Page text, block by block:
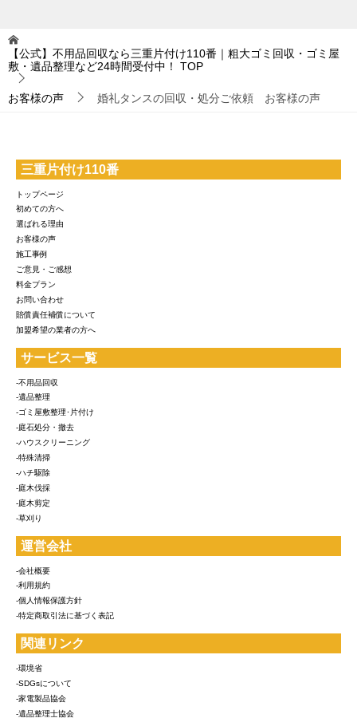
【公式】不用品回収なら三重片付け110番｜粗大ゴミ回収・ゴミ屋
敷・遺品整理など24時間受付中！
TOP
お客様の声 婚礼タンスの回収・処分ご依頼 お客様の声
三重片付け110番
トップページ
初めての方へ
選ばれる理由
お客様の声
施工事例
ご意見・ご感想
料金プラン
お問い合わせ
賠償責任補償について
加盟希望の業者の方へ
サービス一覧
-不用品回収
-遺品整理
-ゴミ屋敷整理･片付け
-庭石処分・撤去
-ハウスクリーニング
-特殊清掃
-ハチ駆除
-庭木伐採
-庭木剪定
-草刈り
運営会社
-会社概要
-利用規約
-個人情報保護方針
-特定商取引法に基づく表記
関連リンク
-環境省
-SDGsについて
-家電製品協会
-遺品整理士協会